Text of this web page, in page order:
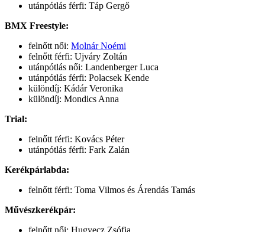
utánpótlás férfi: Táp Gergő
BMX Freestyle:
felnőtt női: Molnár Noémi
felnőtt férfi: Ujváry Zoltán
utánpótlás női: Landenberger Luca
utánpótlás férfi: Polacsek Kende
különdíj: Kádár Veronika
különdíj: Mondics Anna
Trial:
felnőtt férfi: Kovács Péter
utánpótlás férfi: Fark Zalán
Kerékpárlabda:
felnőtt férfi: Toma Vilmos és Árendás Tamás
Művészkerékpár:
felnőtt női: Hugyecz Zsófia